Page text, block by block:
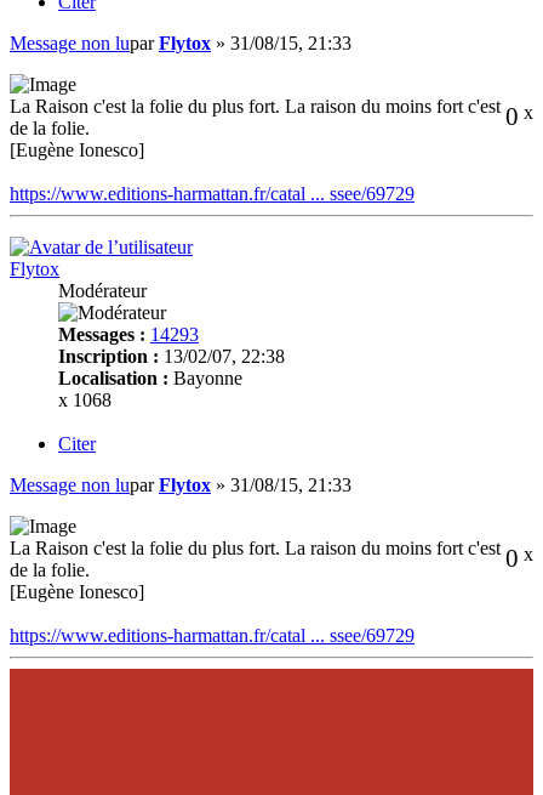
Message non luparFlytox » 31/08/15, 21:33
0 x
La Raison c'est la folie du plus fort. La raison du moins fort c'est
de la folie.
[Eugène Ionesco]
https://www.editions-harmattan.fr/catal ... ssee/69729
Flytox
Modérateur
Messages : 14293
Inscription : 13/02/07, 22:38
Localisation : Bayonne
x 1068
Citer
Message non luparFlytox » 31/08/15, 21:33
0 x
La Raison c'est la folie du plus fort. La raison du moins fort c'est
de la folie.
[Eugène Ionesco]
https://www.editions-harmattan.fr/catal ... ssee/69729